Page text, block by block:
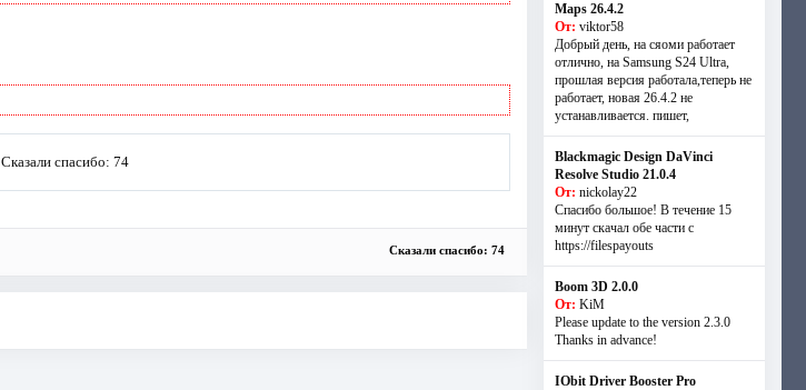
Сказали спасибо: 74
Сказали спасибо: 74
Maps 26.4.2
От: viktor58
Добрый день, на сяоми работает
отлично, на Samsung S24 Ultra,
прошлая версия работала,теперь не
работает, новая 26.4.2 не
устанавливается. пишет,
Blackmagic Design DaVinci
Resolve Studio 21.0.4
От: nickolay22
Спасибо большое! В течение 15
минут скачал обе части с
https://filespayouts
Boom 3D 2.0.0
От: KiM
Please update to the version 2.3.0
Thanks in advance!
IObit Driver Booster Pro